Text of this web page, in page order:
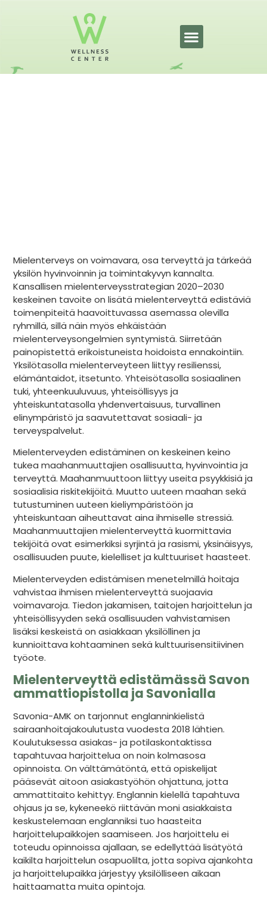
Mielenterveys on voimavara, osa terveyttä ja tärkeää
yksilön hyvinvoinnin ja toimintakyvyn kannalta.
Kansallisen mielenterveysstrategian 2020–2030
keskeinen tavoite on lisätä mielenterveyttä edistäviä
toimenpiteitä haavoittuvassa asemassa olevilla
ryhmillä, sillä näin myös ehkäistään
mielenterveysongelmien syntymistä. Siirretään
painopistettä erikoistuneista hoidoista ennakointiin.
Yksilötasolla mielenterveyteen liittyy resilienssi,
elämäntaidot, itsetunto. Yhteisötasolla sosiaalinen
tuki, yhteenkuuluvuus, yhteisöllisyys ja
yhteiskuntatasolla yhdenvertaisuus, turvallinen
elinympäristö ja saavutettavat sosiaali- ja
terveyspalvelut.
Mielenterveyden edistäminen on keskeinen keino
tukea maahanmuuttajien osallisuutta, hyvinvointia ja
terveyttä. Maahanmuuttoon liittyy useita psyykkisiä ja
sosiaalisia riskitekijöitä. Muutto uuteen maahan sekä
tutustuminen uuteen kieliympäristöön ja
yhteiskuntaan aiheuttavat aina ihmiselle stressiä.
Maahanmuuttajien mielenterveyttä kuormittavia
tekijöitä ovat esimerkiksi syrjintä ja rasismi, yksinäisyys,
osallisuuden puute, kielelliset ja kulttuuriset haasteet.
Mielenterveyden edistämisen menetelmillä hoitaja
vahvistaa ihmisen mielenterveyttä suojaavia
voimavaroja. Tiedon jakamisen, taitojen harjoittelun ja
yhteisöllisyyden sekä osallisuuden vahvistamisen
lisäksi keskeistä on asiakkaan yksilöllinen ja
kunnioittava kohtaaminen sekä kulttuurisensitiivinen
työote.
Mielenterveyttä edistämässä Savon
ammattiopistolla ja Savonialla
Savonia-AMK on tarjonnut englanninkielistä
sairaanhoitajakoulutusta vuodesta 2018 lähtien.
Koulutuksessa asiakas- ja potilaskontaktissa
tapahtuvaa harjoittelua on noin kolmasosa
opinnoista. On välttämätöntä, että opiskelijat
pääsevät aitoon asiakastyöhön ohjattuna, jotta
ammattitaito kehittyy. Englannin kielellä tapahtuva
ohjaus ja se, kykeneekö riittävän moni asiakkaista
keskustelemaan englanniksi tuo haasteita
harjoittelupaikkojen saamiseen. Jos harjoittelu ei
toteudu opinnoissa ajallaan, se edellyttää lisätyötä
kaikilta harjoittelun osapuolilta, jotta sopiva ajankohta
ja harjoittelupaikka järjestyy yksilölliseen aikaan
haittaamatta muita opintoja.